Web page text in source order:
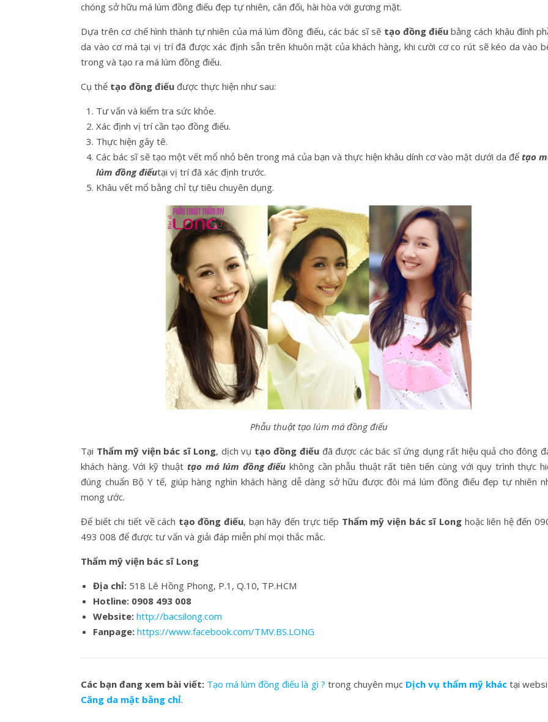
chóng sở hữu má lúm đồng điếu đẹp tự nhiên, cân đối, hài hòa với gương mặt.
Dựa trên cơ chế hình thành tự nhiên của má lúm đồng điếu, các bác sĩ sẽ tạo đồng điếubằng cách khâu đính
da vào cơ má tại vị trí đã được xác định sẵn trên khuôn mặt của khách hàng, khi cười cơ co rút sẽ kéo da vào
trong và tạo ra má lúm đồng điếu.
Cụ thể tạo đồng điếu được thực hiện như sau:
Tư vấn và kiểm tra sức khỏe.
Xác định vị trí cần tạo đồng điếu.
Thực hiện gây tê.
Các bác sĩ sẽ tạo một vết mổ nhỏ bên trong má của bạn và thực hiện khâu dính cơ vào mặt dưới da để tạo
lúm đồng điếutại vị trí đã xác định trước.
Khâu vết mổ bằng chỉ tự tiêu chuyên dụng.
Phẫu thuật tạo lúm má đồng điếu
Tại Thẩm mỹ viện bác sĩ Long, dịch vụ tạo đồng điếuđã được các bác sĩ ứng dụng rất hiệu quả cho đông
khách hàng. Với kỹ thuật tạo má lúm đồng điếu không cần phẫu thuật rất tiên tiến cùng với quy trình thực
đúng chuẩn Bộ Y tế, giúp hàng nghìn khách hàng dễ dàng sở hữu được đôi má lúm đồng điếu đẹp tự nhiên
mong ước.
Để biết chi tiết về cách tạo đồng điếu, bạn hãy đến trực tiếp Thẩm mỹ viện bác sĩ Longhoặc liên hệ đến
493 008 để được tư vấn và giải đáp miễn phí mọi thắc mắc.
Thẩm mỹ viện bác sĩ Long
Địa chỉ: 518 Lê Hồng Phong, P.1, Q.10, TP.HCM
Hotline: 0908 493 008
Website: http://bacsilong.com
Fanpage: https://www.facebook.com/TMV.BS.LONG
Các bạn đang xem bài viết: Tạo má lúm đồng điếu là gì ? trong chuyên mục Dịch vụ thẩm mỹ kháctại
Căng da mặt bằng chỉ.